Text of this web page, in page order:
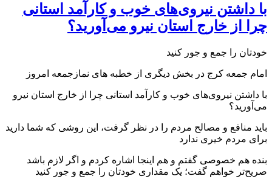
با داشتن نیروی‌های خوب و کارآمد استانی
چرا از خارج استان نیرو می‌آورید؟
خودتان را جمع و جور کنید
امام جمعه کرج در بخش دیگری از خطبه های نمازجمعه امروز
با داشتن نیروی‌های خوب و کارآمد استانی چرا از خارج استان نیرو
می‌آورید؟
باید منافع و مصالح مردم را در نظر گرفت، این روشی که شما دارید
برای مردم خیری ندارد
بنده هم خصوصی گفتم و هم اینجا اشاره کردم و اگر لازم باشد
صریح‌تر خواهم گفت؛ یک مقداری خودتان را جمع و جور کنید